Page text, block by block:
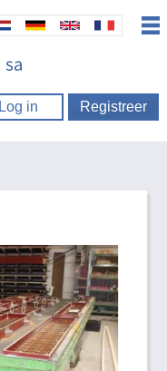
Log in Registreer